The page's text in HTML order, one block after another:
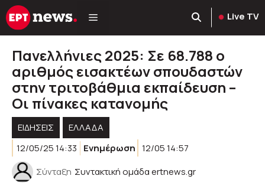
Μετάβαση
σε
Live TV
Πανελλήνιες 2025: Σε 68.788 ο
αριθμός εισακτέων σπουδαστών
στην τριτοβάθμια εκπαίδευση –
Οι πίνακες κατανομής
ΕΙΔΗΣΕΙΣ
ΕΛΛΑΔΑ
12/05/25 14:33
Ενημέρωση 12/05 14:57
Σύνταξη Συντακτική ομάδα ertnews.gr